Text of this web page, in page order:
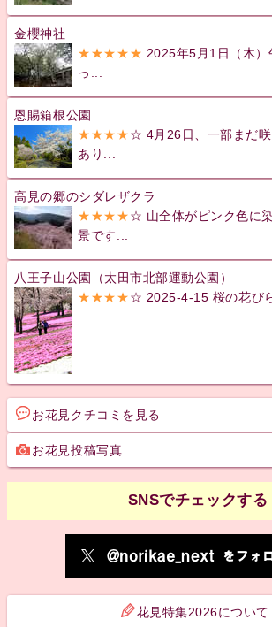
金櫻神社
★★★★★ 2025年5月1日（木）
っ...
恩賜箱根公園
★★★★☆ 4月26日、一部まだ
あり...
高見の郷のシダレザクラ
★★★★☆ 山全体がピンク色に
景です...
八王子山公園（太田市北部運動公園）
★★★★☆ 2025-4-15 桜の花び
お花見クチコミを見る
お花見投稿写真
SNSでチェックする
花見特集2026について